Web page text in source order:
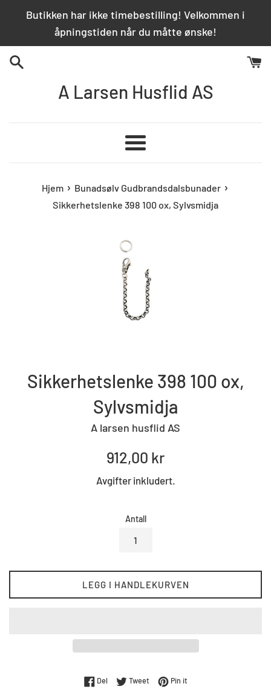
Butikken har ikke timebestilling! Velkommen i
åpningstiden når du måtte ønske!
A Larsen Husflid AS
Meny
Hjem › Bunadsølv Gudbrandsdalsbunader ›
Sikkerhetslenke 398 100 ox, Sylvsmidja
Sikkerhetslenke 398 100 ox,
Sylvsmidja
A larsen husflid AS
Standard
912,00 kr
Avgifter inkludert.
Antall
LEGG I HANDLEKURVEN
DelDel på Facebook
TweetTweet på Twitter
Pin itPin på Pinterest